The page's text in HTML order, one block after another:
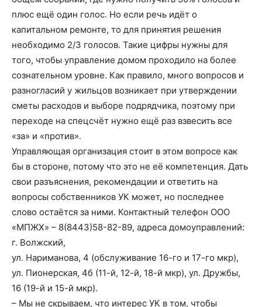
плюс ещё один голос. Но если речь идёт о
капитальном ремонте, то для принятия решения
необходимо 2/3 голосов. Такие цифры нужны для
того, чтобы управление домом проходило на более
сознательном уровне. Как правило, много вопросов и
разногласий у жильцов возникает при утверждении
сметы расходов и выборе подрядчика, поэтому при
переходе на спецсчёт нужно ещё раз взвесить все
«за» и «против».
Управляющая организация стоит в этом вопросе как
бы в стороне, потому что это не её компетенция. Дать
свои разъяснения, рекомендации и ответить на
вопросы собственников УК может, но последнее
слово остаётся за ними. Контактный телефон ООО
«МПЖХ» – 8(8443)58-82-89, адреса домоуправлений:
г. Волжский,
ул. Нариманова, 4 (обслуживание 16-го и 17-го мкр),
ул. Пионерская, 4б (11-й, 12-й, 18-й мкр), ул. Дружбы,
16 (19-й и 15-й мкр).
– Мы не скрываем, что интерес УК в том, чтобы